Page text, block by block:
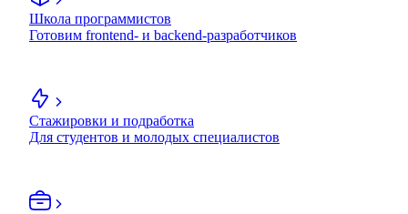
Школа программистов
Готовим frontend- и backend-разработчиков
Стажировки и подработка
Для студентов и молодых специалистов